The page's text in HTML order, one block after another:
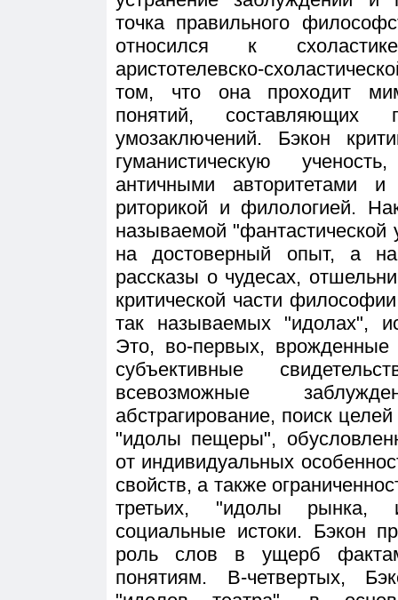
точка правильного
относился к
аристотелевско-
том, что она проходит
понятий, составляющих
умозаключений. Бэкон
гуманистическую
античными авторитетами
риторикой и филологией.
называемой
на достоверный опыт, а
рассказы о чудесах,
критической части
так называемых "идолах",
Это, во-первых,
субъективные
всевозможные
абстрагирование, поиск
"идолы пещеры",
от индивидуальных
свойств, а также
третьих, "идолы
социальные истоки. Бэкон
роль слов в ущерб
понятиям. В-четвертых,